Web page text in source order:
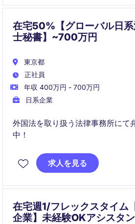
在宅50%【グローバル日
士秘書】~700万円
東京都
正社員
年収 400万円 - 700万円
日系企業
外国法を取り扱う法律事務所にて
中！
求人を見る
在宅週1/フレックスタイム
企業】未経験OKアシスタ